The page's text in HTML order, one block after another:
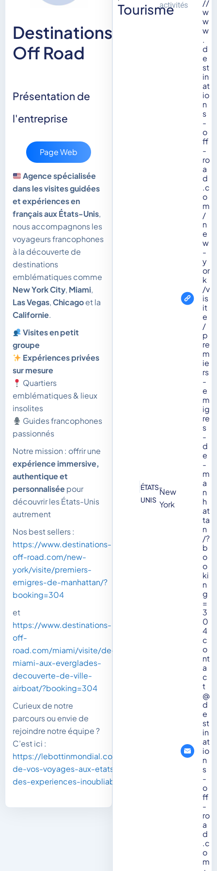
Destinations
Off Road
Présentation de
l'entreprise
Page Web
Agence spécialisée
dans les visites guidées
et expériences en
français aux États-Unis,
nous accompagnons les
voyageurs francophones
à la découverte de
destinations
emblématiques comme
New York City, Miami,
Las Vegas,Chicagoet la
Californie.
Visites en petit
groupe
Expériences privées
sur mesure
Quartiers
emblématiques & lieux
insolites
Guides francophones
passionnés
Notre mission : offrir une
expérience immersive,
authentique et
personnaliséepour
découvrir les États-Unis
autrement
Nos best sellers :
https://www.destinations-
off-road.com/new-
york/visite/premiers-
emigres-de-manhattan/?
booking=304
et
https://www.destinations-
off-
road.com/miami/visite/de-
miami-aux-everglades-
decouverte-de-ville-
airboat/?booking=304
Curieux de notre
parcours ou envie de
rejoindre notre équipe ?
C’est ici :
https://lebottinmondial.com/faire-
de-vos-voyages-aux-etats-unis-
des-experiences-inoubliables/
Tourisme
ÉTATS-
UNIS
activités
New
York
//
w
w
w
.
d
e
st
in
at
io
n
s
-
o
ff
-
ro
a
d
.c
o
m
/
n
e
w
-
y
or
k
/v
is
it
e
/
p
re
m
ie
rs
-
e
m
ig
re
s
-
d
e
-
m
a
n
h
at
ta
n
/?
b
o
o
ki
n
g
=
3
0
4
c
o
nt
a
c
t
@
d
e
st
in
at
io
n
s
-
o
ff
-
ro
a
d
.c
o
m